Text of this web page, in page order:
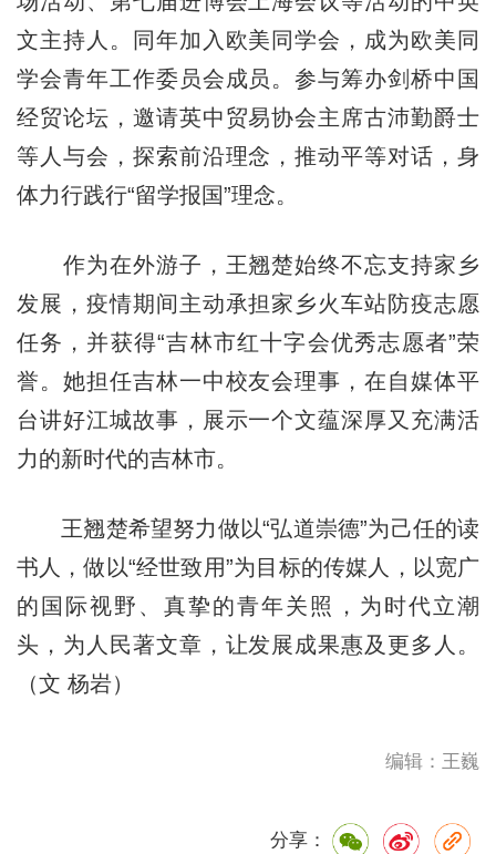
文主持人。同年加入欧美同学会，成为欧美同
学会青年工作委员会成员。参与筹办剑桥中国
经贸论坛，邀请英中贸易协会主席古沛勤爵士
等人与会，探索前沿理念，推动平等对话，身
体力行践行“留学报国”理念。
作为在外游子，王翘楚始终不忘支持家乡
发展，疫情期间主动承担家乡火车站防疫志愿
任务，并获得“吉林市红十字会优秀志愿者”荣
誉。她担任吉林一中校友会理事，在自媒体平
台讲好江城故事，展示一个文蕴深厚又充满活
力的新时代的吉林市。
王翘楚希望努力做以“弘道崇德”为己任的读
书人，做以“经世致用”为目标的传媒人，以宽广
的国际视野、真挚的青年关照，为时代立潮
头，为人民著文章，让发展成果惠及更多人。
（文 杨岩）
编辑：王巍
分享：